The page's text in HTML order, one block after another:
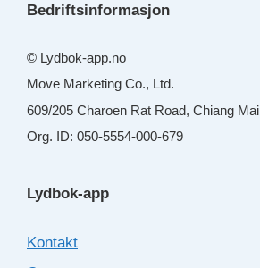
Bedriftsinformasjon
© Lydbok-app.no
Move Marketing Co., Ltd.
609/205 Charoen Rat Road, Chiang Mai
Org. ID: 050-5554-000-679
Lydbok-app
Kontakt